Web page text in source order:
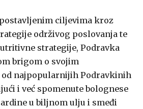
ciljevima kroz
održivog poslovanja te
strategije, Podravka
brigom o svojim
od najpopularnijih Podravkinih
i već spomenute bolognese
u biljnom ulju i smeđi